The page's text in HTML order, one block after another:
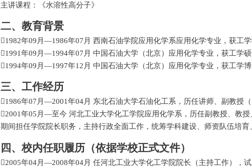
主讲课程：《水溶性高分子》
二、教育背景
1982年09 月 —1986年07 月 西南石油学院应用化学系应用化学专业，获工
1991年09 月 —1994年07 月 中国石油大学（北京）应用化学专业，获工学
1994年09 月 —1997年12 月 中国石油大学（北京）应用化学专业，获工学
三、工作经历
1986年07月 —2001年04月 东北石油大学石油化工系，历任讲师、副教授（
2001年05月 —至今 河北工业大学化工学院应用化学系，历任副教授、教授
期间担任学院院长职务，主持行政全面工作，统筹学科建设、 师资队伍培育
四、校内任职履历（依据学校正式文件）
2005年04月 —2008年04月 任河北工业大学化工学院院长（主持工作），